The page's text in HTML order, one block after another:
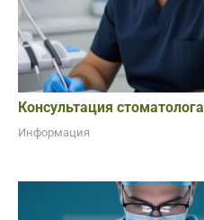
Консультация стоматолога
Информация